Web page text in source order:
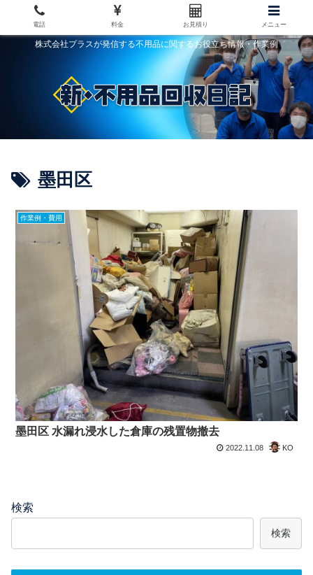
株式会社プラスが発信する不用品に関するお役立ち情報・作業例
墨田区
作業例・費用
墨田区 水漏れ浸水した倉庫の残置物撤去
2022.11.08 KO
検索
検索
電話 料金 お見積り メニュー